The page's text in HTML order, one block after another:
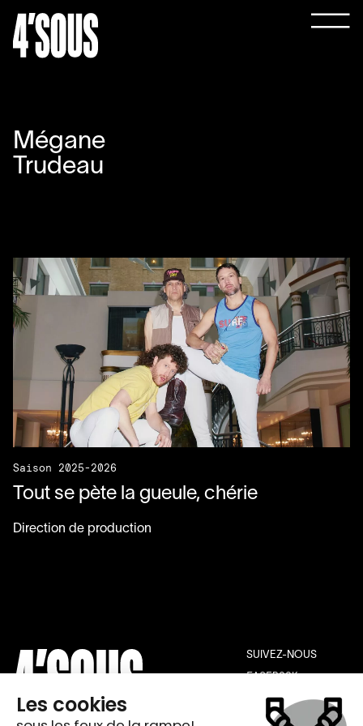
Mégane
Trudeau
Saison 2025-2026
Tout se pète la gueule, chérie
Direction de production
SUIVEZ-NOUS
FACEBOOK
YOUTUBE